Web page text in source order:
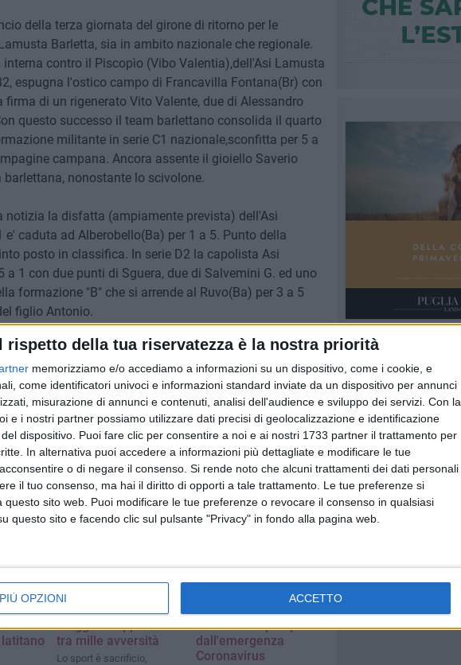
rispetto della tua riservatezza è la nostra priorità
memorizziamo e/o accediamo a informazioni su un dispositivo, come i cookie, e
come identificatori univoci e informazioni standard inviate da un dispositivo per annunci
misurazione di annunci e contenuti, analisi dell'audience e sviluppo dei servizi. Con la
e i nostri partner possiamo utilizzare dati precisi di geolocalizzazione e identificazione
dispositivo. Puoi fare clic per consentire a noi e ai nostri 1733 partner il trattamento per
In alternativa puoi accedere a informazioni più dettagliate e modificare le tue
o di negare il consenso. Si rende noto che alcuni trattamenti dei dati personali
il tuo consenso, ma hai il diritto di opporti a tale trattamento. Le tue preferenze si
questo sito web. Puoi modificare le tue preferenze o revocare il consenso in qualsiasi
questo sito e facendo clic sul pulsante "Privacy" in fondo alla pagina web.
PIÙ OPZIONI ACCETTO
della terza giornata del girone di ritorno per le
Barletta, sia in ambito nazionale che regionale.
contro il Piscopìo (Vibo Valentia),dell'Asi Lamusta
espugna l'ostico campo di Francavilla Fontana(Br) con
di un rigenerato Vito Valente, due di Alessandro
questo successo il team barlettano consolida il quarto
militante in serie C1 nazionale,sconfitta per 5 a
campana. Ancora assente il gioiello Saverio
nonostante lo scivolone.
notizia la disfatta (ampiamente prevista) dell'Asi
caduta ad Alberobello(Ba) per 1 a 5. Punto della
posto in classifica. In serie D2 la capolista Asi
a 1 con due punti di Sguera, due di Salvemini G. ed uno
formazione "B" che si arrende al Ruvo(Ba) per 3 a 5
figlio Antonio.
LAMUSTA
25
Tennistavolo: il 18
maggio si approssima
tra mille avversità
Lo sport è sacrificio,
soffre lo stop imposto
dall'emergenza
Coronavirus